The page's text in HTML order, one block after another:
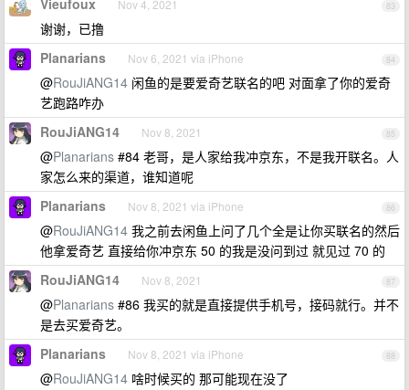
83
Vieufoux Nov 4, 2021
谢谢，已撸
84
Planarians Nov 6, 2021 via iPhone
@RouJiANG14 闲鱼的是要爱奇艺联名的吧 对面拿了你的爱奇
艺跑路咋办
85
RouJiANG14 Nov 8, 2021
@Planarians #84 老哥，是人家给我冲京东，不是我开联名。人
家怎么来的渠道，谁知道呢
86
Planarians Nov 8, 2021 via iPhone
@RouJiANG14 我之前去闲鱼上问了几个全是让你买联名的然后
他拿爱奇艺 直接给你冲京东 50 的我是没问到过 就见过 70 的
87
RouJiANG14 Nov 8, 2021
@Planarians #86 我买的就是直接提供手机号，接码就行。并不
是去买爱奇艺。
88
Planarians Nov 8, 2021 via iPhone
@RouJiANG14 啥时候买的 那可能现在没了